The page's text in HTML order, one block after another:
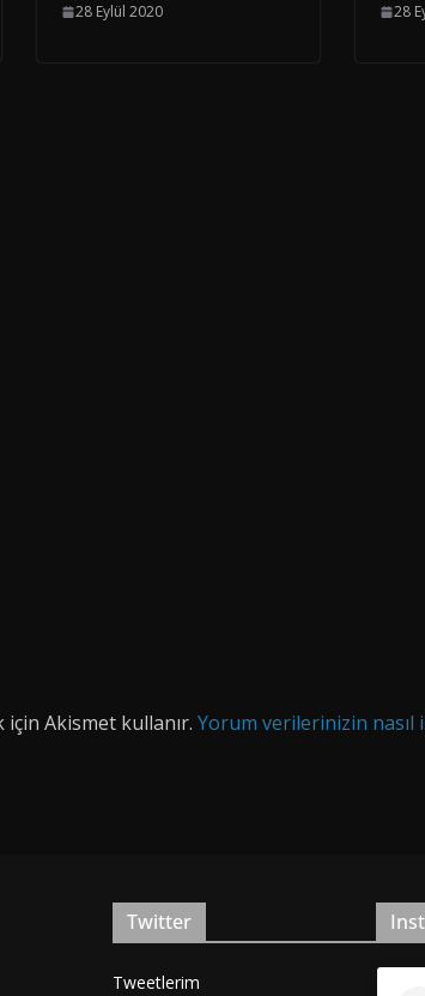
28 Eylül 2020 28
Akismet kullanır. Yorum verilerinizin nasıl
Twitter
Tweetlerim